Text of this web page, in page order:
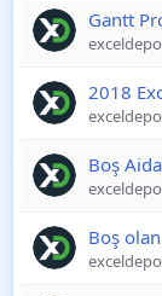
Gantt
exceldepo
2018
exceldepo
Boş
exceldepo
Boş
exceldepo